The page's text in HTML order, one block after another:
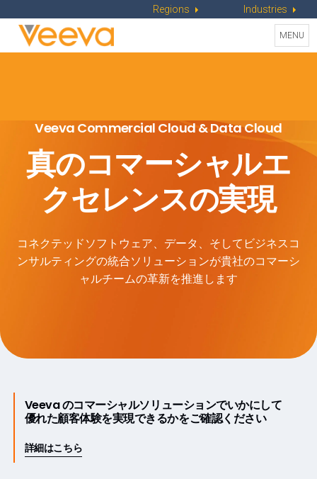
Regions Industries
Toggle
MENU
Veeva Commercial Cloud & Data Cloud
真のコマーシャルエ
クセレンスの実現
コネクテッドソフトウェア、データ、そしてビジネスコ
ンサルティングの統合ソリューションが貴社のコマーシ
ャルチームの革新を推進します
Veeva のコマーシャルソリューションでいかにして
優れた顧客体験を実現できるかをご確認ください
詳細はこちら